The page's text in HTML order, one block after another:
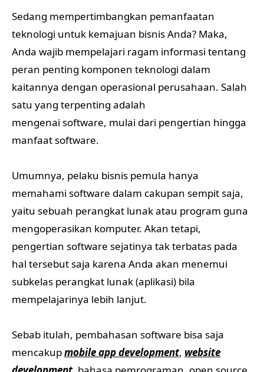
Sedang mempertimbangkan pemanfaatan
teknologi untuk kemajuan bisnis Anda? Maka,
Anda wajib mempelajari ragam informasi tentang
peran penting komponen teknologi dalam
kaitannya dengan operasional perusahaan. Salah
satu yang terpenting adalah
mengenai software, mulai dari pengertian hingga
manfaat software.
Umumnya, pelaku bisnis pemula hanya
memahami software dalam cakupan sempit saja,
yaitu sebuah perangkat lunak atau program guna
mengoperasikan komputer. Akan tetapi,
pengertian software sejatinya tak terbatas pada
hal tersebut saja karena Anda akan menemui
subkelas perangkat lunak (aplikasi) bila
mempelajarinya lebih lanjut.
Sebab itulah, pembahasan software bisa saja
mencakupmobile app development, website